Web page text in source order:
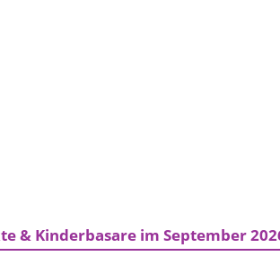
& Kinderbasare im September